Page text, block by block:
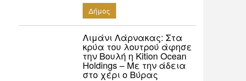
Δήμος
Λιμάνι Λάρνακας: Στα
κρύα του λουτρού άφησε
την Βουλή η Kition Ocean
Holdings – Με την άδεια
στο χέρι ο Βύρας